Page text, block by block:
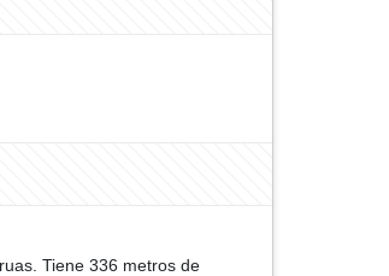
Tiene 336 metros de